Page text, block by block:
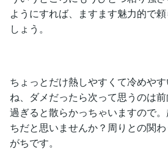
ようにすれば、ますます魅力的で
しょう。
ちょっとだけ熱しやすくて冷めや
ね、ダメだったら次って思うのは
過ぎると散らかっちゃいますので
ちだと思いませんか？周りとの関
がちです。